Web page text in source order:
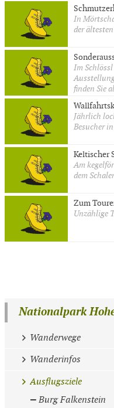
In
der
Im
finden Sie
Jährlich
Besucher
Keltischer
Am
dem
Zum
Unzählige
Nationalpark
Wanderwege
Wanderinfos
Ausflugsziele
Burg Falkenstein